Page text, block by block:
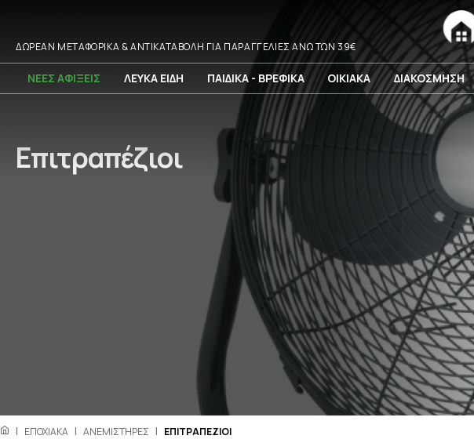
ΔΩΡΕΑΝ ΜΕΤΑΦΟΡΙΚΑ & ΑΝΤΙΚΑΤΑΒΟΛΗ ΓΙΑ ΠΑΡΑΓΓΕΛΙΕΣ ΑΝΩ ΤΩΝ 39€
ΝΕΕΣ ΑΦΙΞΕΙΣ ΛΕΥΚΑ ΕΙΔΗ ΠΑΙΔΙΚΑ - ΒΡΕΦΙΚΑ ΟΙΚΙΑΚΑ ΔΙΑΚΟΣΜΗΣΗ
Επιτραπέζιοι
ΕΠΟΧΙΑΚΑ ΑΝΕΜΙΣΤΗΡΕΣ ΕΠΙΤΡΑΠΕΖΙΟΙ